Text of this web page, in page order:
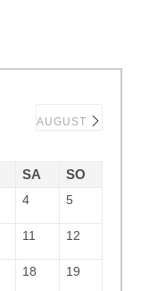
AUGUST
SA SO
4 5
11 12
18 19